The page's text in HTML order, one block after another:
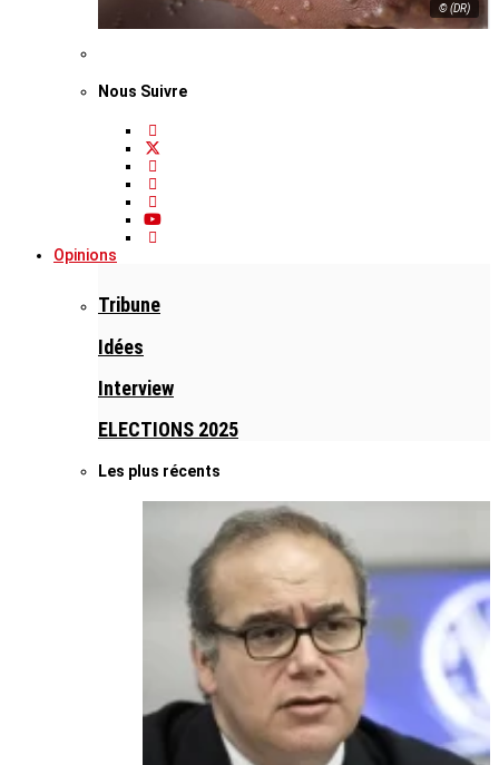
© (DR)
Nous Suivre
Opinions
Tribune
Idées
Interview
ELECTIONS 2025
Les plus récents